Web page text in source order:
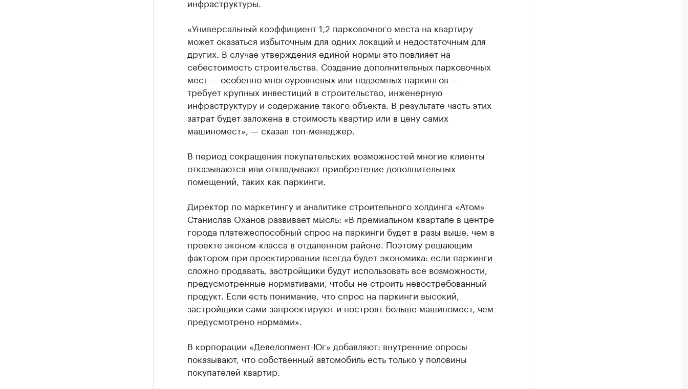
«Универсальный коэффициент 1,2 парковочного места на квартиру
может оказаться избыточным для одних локаций и недостаточным для
других. В случае утверждения единой нормы это повлияет на
себестоимость строительства. Создание дополнительных парковочных
мест — особенно многоуровневых или подземных паркингов —
требует крупных инвестиций в строительство, инженерную
инфраструктуру и содержание такого объекта. В результате часть этих
затрат будет заложена в стоимость квартир или в цену самих
машиномест», — сказал топ-менеджер.
В период сокращения покупательских возможностей многие клиенты
отказываются или откладывают приобретение дополнительных
помещений, таких как паркинги.
Директор по маркетингу и аналитике строительного холдинга «Атом»
Станислав Оханов развивает мысль: «В премиальном квартале в центре
города платежеспособный спрос на паркинги будет в разы выше, чем в
проекте эконом-класса в отдаленном районе. Поэтому решающим
фактором при проектировании всегда будет экономика: если паркинги
сложно продавать, застройщики будут использовать все возможности,
предусмотренные нормативами, чтобы не строить невостребованный
продукт. Если есть понимание, что спрос на паркинги высокий,
застройщики сами запроектируют и построят больше машиномест, чем
предусмотрено нормами».
В корпорации «Девелопмент-Юг» добавляют: внутренние опросы
показывают, что собственный автомобиль есть только у половины
покупателей квартир.